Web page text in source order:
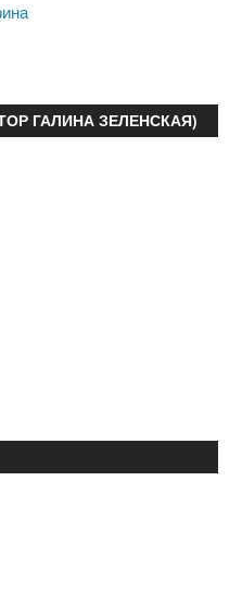
ГАЛИНА ЗЕЛЕНСКАЯ)